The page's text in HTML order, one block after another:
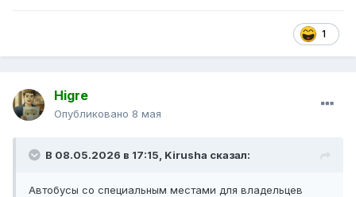
1
Higre
Опубликовано 8 мая
В 08.05.2026 в 17:15, Kirusha сказал:
Автобусы со специальным местами для владельцев